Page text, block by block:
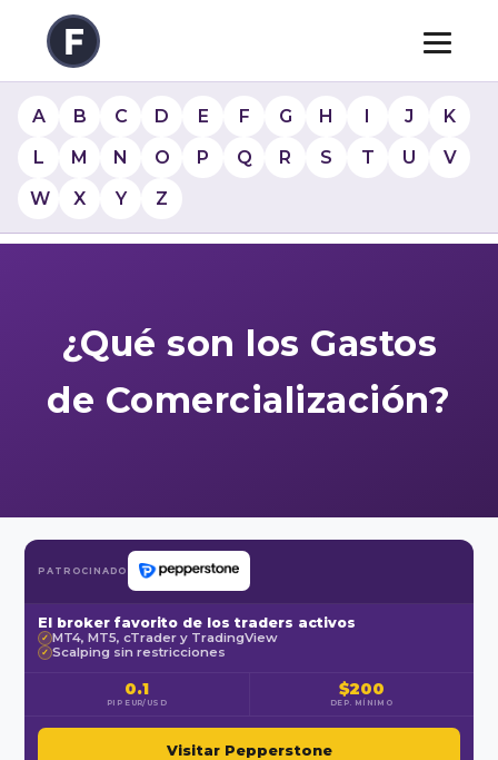
A B C D E F G H I J
K
L
M N O P Q R S T U
V
W
X Y Z
¿Qué son los Gastos
de Comercialización?
PATROCINADO
El broker favorito de los traders activos
✓ MT4, MT5, cTrader y TradingView
✓ Scalping sin restricciones
0.1
PIP EUR/USD
$200
DEP. MÍNIMO
Visitar Pepperstone